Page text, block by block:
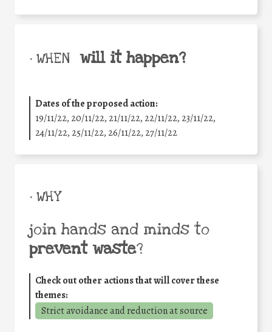
• WHEN will it happen?
Dates of the proposed action:
19/11/22, 20/11/22, 21/11/22, 22/11/22, 23/11/22,
24/11/22, 25/11/22, 26/11/22, 27/11/22
• WHY
join hands and minds to
prevent waste?
Check out other actions that will cover these
themes:
Strict avoidance and reduction at source